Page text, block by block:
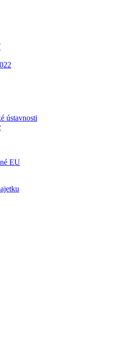
ústavnosti
EU